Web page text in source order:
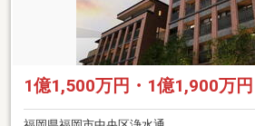
1億1,500万円・1億1,900万円